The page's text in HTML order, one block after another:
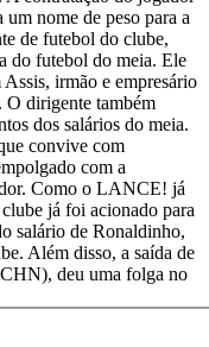
nome de peso para a
de futebol do clube,
do futebol do meia. Ele
irmão e empresário
O dirigente também
dos salários do meia.
convive com
com a
Como o LANCE! já
já foi acionado para
salário de Ronaldinho,
Além disso, a saída de
deu uma folga no